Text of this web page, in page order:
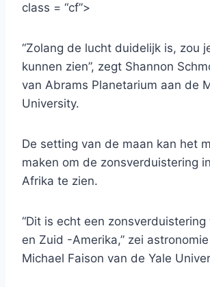
class = “cf”>
“Zolang de lucht duidelijk is, zou
kunnen zien”, zegt Shannon
van Abrams Planetarium aan de
University.
De setting van de maan kan het
maken om de zonsverduistering
Afrika te zien.
“Dit is echt een
en Zuid -Amerika,” zei
Michael Faison van de Yale